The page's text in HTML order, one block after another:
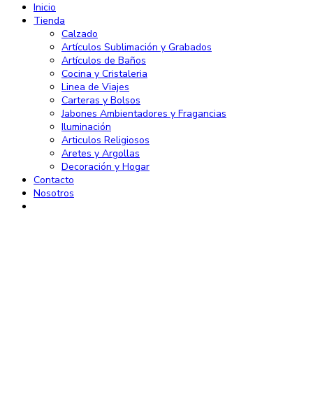
Inicio
Tienda
Calzado
Artículos Sublimación y Grabados
Artículos de Baños
Cocina y Cristaleria
Linea de Viajes
Carteras y Bolsos
Jabones Ambientadores y Fragancias
Iluminación
Articulos Religiosos
Aretes y Argollas
Decoración y Hogar
Contacto
Nosotros